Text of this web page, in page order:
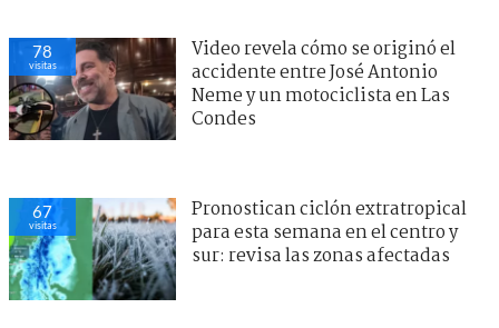
78
visitas
Video revela cómo se originó el
accidente entre José Antonio
Neme y un motociclista en Las
Condes
67
visitas
Pronostican ciclón extratropical
para esta semana en el centro y
sur: revisa las zonas afectadas